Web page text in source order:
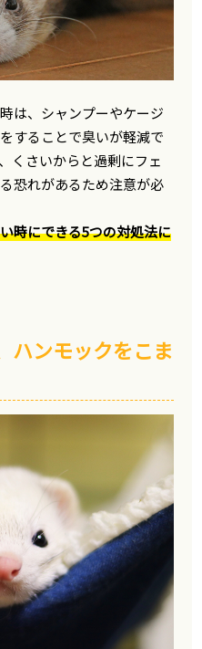
は、シャンプーやケージ
することで臭いが軽減で
くさいからと過剰にフェ
恐れがあるため注意が必
時にできる5つの対処法に
ハンモックをこま